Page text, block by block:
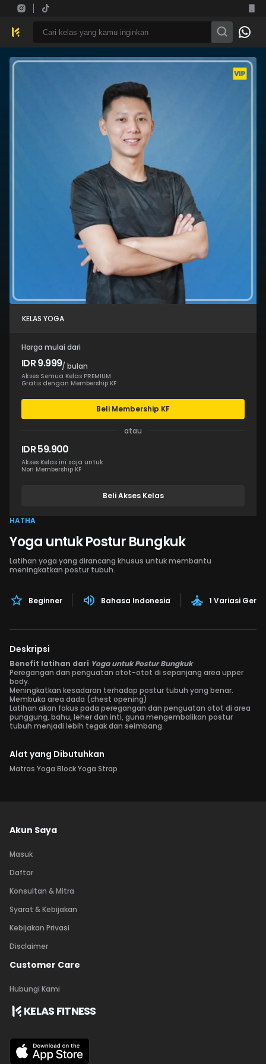
KELAS YOGA
Harga mulai dari
IDR 9.999/ bulan
Akses Semua Kelas PREMIUM
Gratis dengan Membership KF
Beli Membership KF
atau
IDR 59.900
Akses Kelas ini saja untuk
Non Membership KF
Beli Akses Kelas
HATHA
Yoga untuk Postur Bungkuk
Latihan yoga yang dirancang khusus untuk membantu
meningkatkan postur tubuh.
Beginner Bahasa Indonesia 1 Variasi
Deskripsi
Benefit latihan dari Yoga untuk Postur Bungkuk
Peregangan dan penguatan otot-otot di sepanjang area upper
body.
Meningkatkan kesadaran terhadap postur tubuh yang benar.
Membuka area dada (chest opening)
Latihan akan fokus pada peregangan dan penguatan otot di area
punggung, bahu, leher dan inti, guna mengembalikan postur
tubuh menjadi lebih tegak dan seimbang.
Alat yang Dibutuhkan
Matras Yoga Block Yoga Strap
Akun Saya
Masuk
Daftar
Konsultan & Mitra
Syarat & Kebijakan
Kebijakan Privasi
Disclaimer
Customer Care
Hubungi Kami
KELAS FITNESS